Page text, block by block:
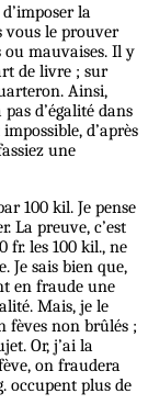
la
vous le prouver
ou mauvaises. Il y
de livre ; sur
Ainsi,
d’égalité dans
d’après
une
100 kil. Je pense
La preuve, c’est
fr. les 100 kil., ne
Je sais bien que,
en fraude une
Mais, je le
fèves non brûlés ;
Or, j’ai la
on fraudera
occupent plus de